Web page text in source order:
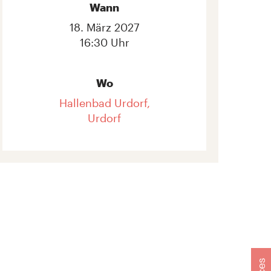
Wann
18. März 2027
16:30 Uhr
Wo
Hallenbad Urdorf,
Urdorf